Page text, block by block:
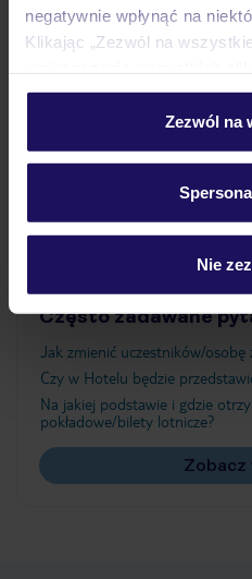
negatywnie wpłynąć na
Klikając „Zezwól na
personalizować swój wybór
Szczegółowe informacje o
Zezwól na
Nie
Wyżywienie
Ważne informacje
Często zadawane
Jak zmienić uczestników/osobę
Czy w Hotelu będzie
Na jakiej podstawie i gdzie
pokładowe/bilety lotnicze?
Zobacz